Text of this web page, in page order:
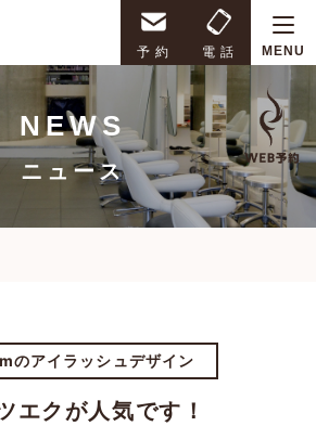
予 約 電 話 MENU
NEWS
ニュース
のアイラッシュデザイン
エクが人気です！